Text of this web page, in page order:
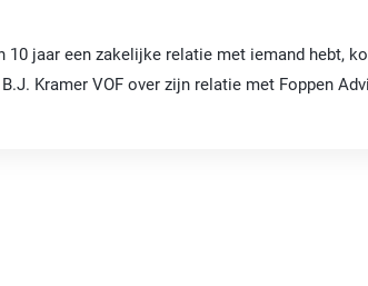
10 jaar een zakelijke relatie met iemand hebt,
Kramer VOF over zijn relatie met Foppen